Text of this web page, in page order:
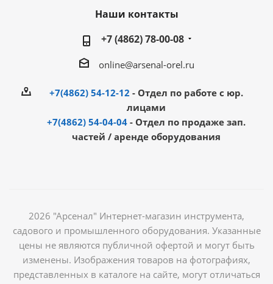
Наши контакты
+7 (4862) 78-00-08
online@arsenal-orel.ru
+7(4862) 54-12-12 - Отдел по работе с юр.
лицами
+7(4862) 54-04-04 - Отдел по продаже зап.
частей / аренде оборудования
2026 "Арсенал" Интернет-магазин инструмента,
садового и промышленного оборудования. Указанные
цены не являются публичной офертой и могут быть
изменены. Изображения товаров на фотографиях,
представленных в каталоге на сайте, могут отличаться